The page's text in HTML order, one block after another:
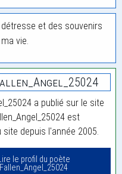
et des souvenirs
vie.
a publié sur le site
est
site depuis l'année 2005.
le profil du poète
Fallen_Angel_25024